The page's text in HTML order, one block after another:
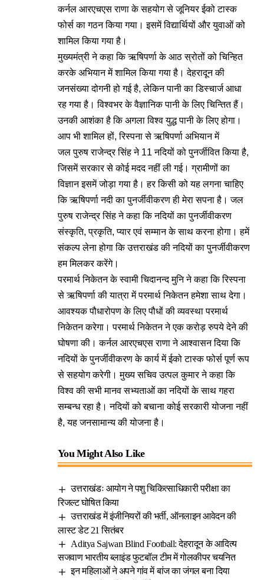
कर्नल आरएचएस राणा के सहयोग से जूनियर ईको टास्क
फोर्स का गठन किया गया। इसमें विद्यार्थियों और युवाओं को
शामिल किया गया है।
मुख्यमंत्री ने कहा कि ऋषिपर्णा के आठ स्रोतों को चिन्हित
करके अभियान में शामिल किया गया है। देहरादून की
जनसंख्या दोगनी हो गई है, लेकिन पानी का डिस्चार्ज आधा
रह गया है। विश्वभर के वैज्ञानिक पानी के लिए चिन्तित हैं।
उनकी आशंका है कि अगला विश्व युद्ध पानी के लिए होगा।
आप भी शामिल हों, रिस्पना से ऋषिपर्णा अभियान में
जल पुरुष राजेन्द्र सिंह ने 11 नदियों को पुनर्जीवित किया है,
जिसमें सरकार से कोई मदद नहीं ली गई। ग्रामीणों का
विज्ञान इसमें जोड़ा गया है। हर किसी को यह लगना चाहिए
कि ऋषिपर्णा नदी का पुनर्जीवीकरण ही मेरा सपना है। जल
पुरुष राजेन्द्र सिंह ने कहा कि नदियों का पुनर्जीवीकरण
संस्कृति, प्रकृति, प्यार एवं सम्मान के साथ करना होगा। हमें
संकल्प लेना होगा कि उत्तराखंड की नदियों का पुनर्जीवीकरण
हम मिलकर करेंगे।
परमार्थ निकेतन के स्वामी चिदानन्द मुनि ने कहा कि रिस्पना
से ऋषिपर्णा की यात्रा में परमार्थ निकेतन हमेशा साथ देगा।
आवश्यक पौधारोपण के लिए पौधों की व्यवस्था परमार्थ
निकेतन करेगा। परमार्थ निकेतन ने एक करोड़ रुपये देने की
घोषणा की। कर्नल आरएचएस राणा ने आश्वासन दिया कि
नदियों के पुनर्जीवीकरण के कार्य में ईको टास्क फोर्स पूर्ण रूप
से सहयोग करेगी। मुख्य सचिव उत्पल कुमार ने कहा कि
विश्व की सभी मानव सभ्यताओं का नदियों के साथ गहरा
सम्बन्ध रहा है। नदियों को बचाना कोई सरकारी योजना नहीं
है, यह जनसामान्य की योजना है।
You Might Also Like
उत्तराखंडः आयोग ने पशु चिकित्साधिकारी परीक्षा का
रिजल्ट घोषित किया
उत्तराखंड में इंजीनियरों की भर्ती, ऑनलाइन आवेदन की
लास्ट डेट 21 सितंबर
Aditya Sajwan Blind Football: देहरादून के आदित्य
सजवाण भारतीय ब्लाइंड फुटबॉल टीम में गोलकीपर चयनित
इन महिलाओं ने अपने गांव में बांज का जंगल बना दिया